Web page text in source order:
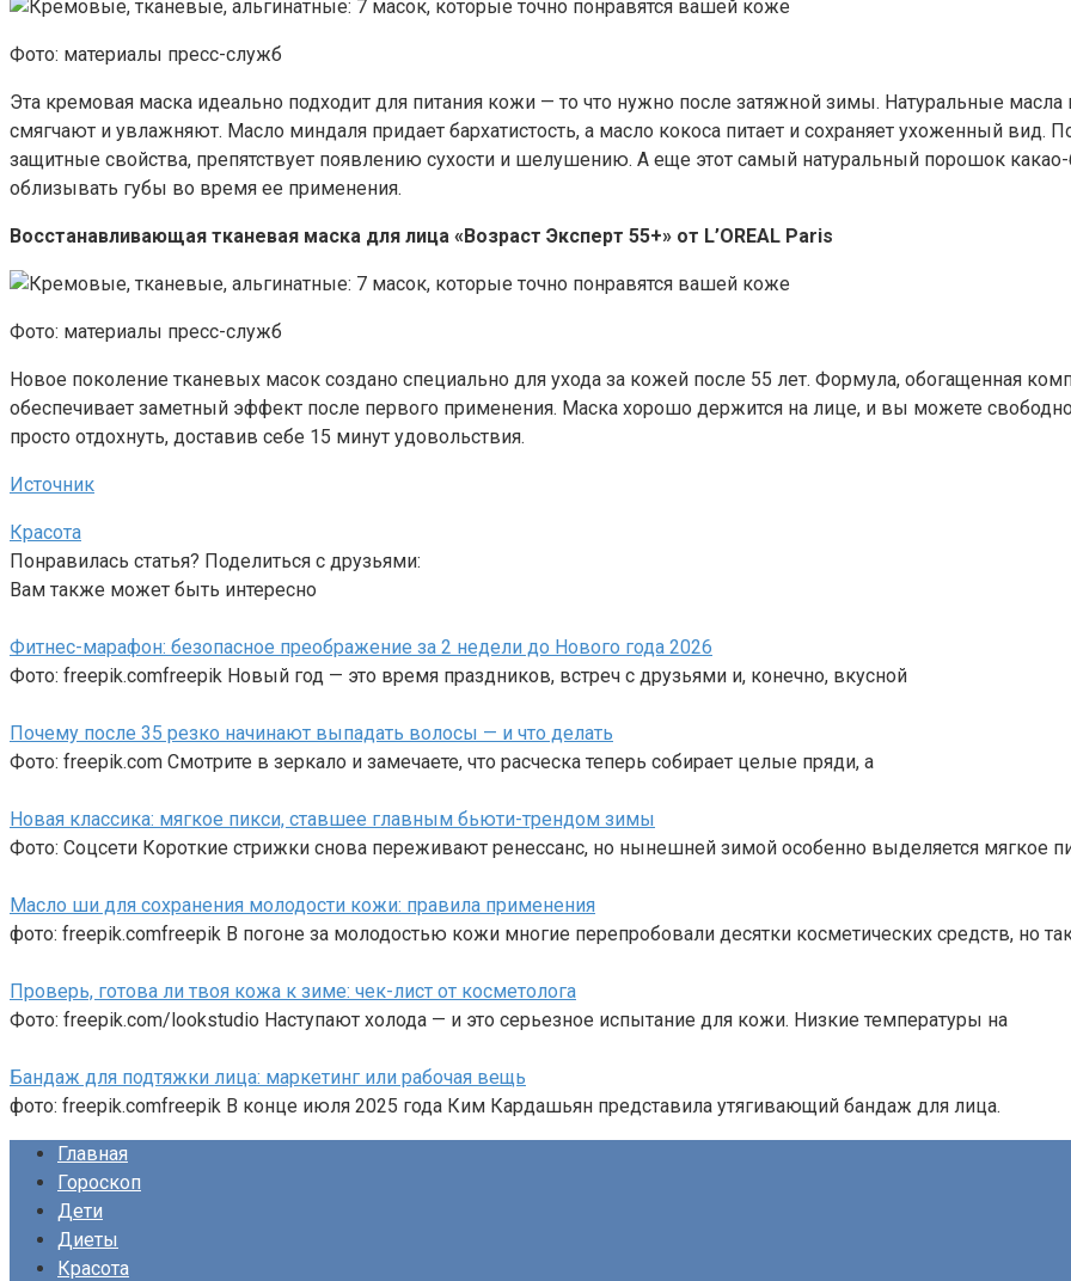
Фото: материалы пресс-служб
Эта кремовая маска идеально подходит для питания кожи — то что нужно после затяжной зимы. Натуральные
смягчают и увлажняют. Масло миндаля придает бархатистость, а масло кокоса питает и сохраняет ухоженный вид.
защитные свойства, препятствует появлению сухости и шелушению. А еще этот самый натуральный порошок
облизывать губы во время ее применения.
Восстанавливающая тканевая маска для лица «Возраст Эксперт 55+» от L’OREAL Paris
Фото: материалы пресс-служб
Новое поколение тканевых масок создано специально для ухода за кожей после 55 лет. Формула, обогащенная
обеспечивает заметный эффект после первого применения. Маска хорошо держится на лице, и вы можете
просто отдохнуть, доставив себе 15 минут удовольствия.
Источник
Красота
Понравилась статья? Поделиться с друзьями:
Вам также может быть интересно
Фитнес-марафон: безопасное преображение за 2 недели до Нового года 2026
Фото: freepik.comfreepik Новый год — это время праздников, встреч с друзьями и, конечно, вкусной
Почему после 35 резко начинают выпадать волосы — и что делать
Фото: freepik.com Смотрите в зеркало и замечаете, что расческа теперь собирает целые пряди, а
Новая классика: мягкое пикси, ставшее главным бьюти-трендом зимы
Фото: Соцсети Короткие стрижки снова переживают ренессанс, но нынешней зимой особенно выделяется мягкое
Масло ши для сохранения молодости кожи: правила применения
фото: freepik.comfreepik В погоне за молодостью кожи многие перепробовали десятки косметических средств, но
Проверь, готова ли твоя кожа к зиме: чек-лист от косметолога
Фото: freepik.com/lookstudio Наступают холода — и это серьезное испытание для кожи. Низкие температуры на
Бандаж для подтяжки лица: маркетинг или рабочая вещь
фото: freepik.comfreepik В конце июля 2025 года Ким Кардашьян представила утягивающий бандаж для лица.
Главная
Гороскоп
Дети
Диеты
Красота